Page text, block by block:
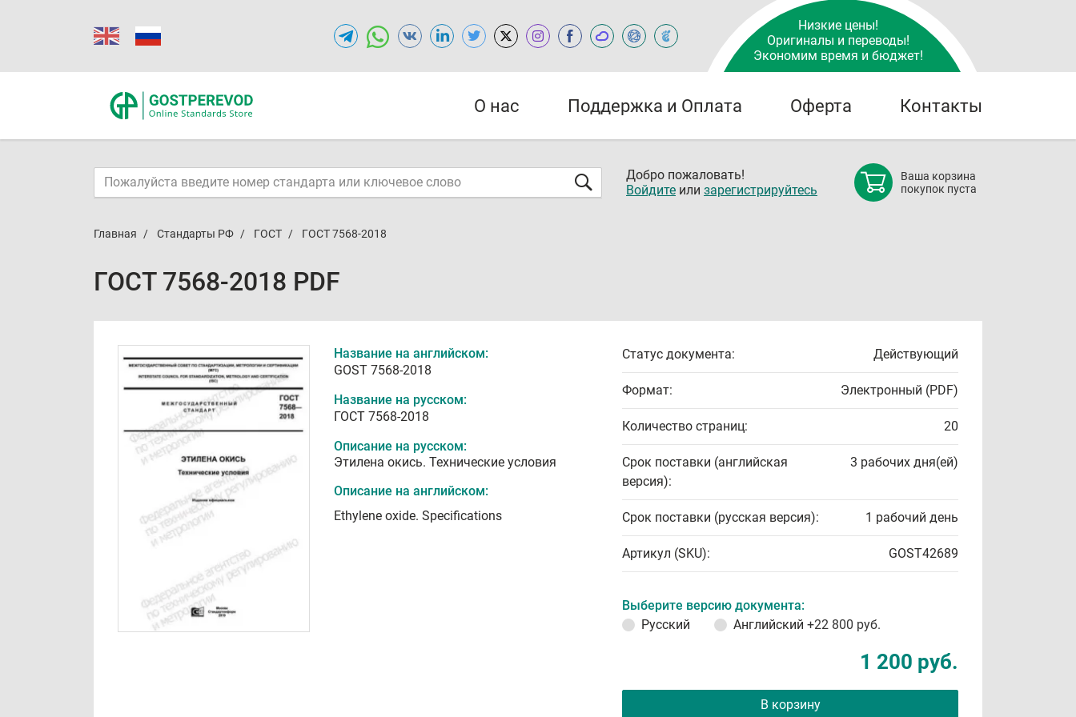
Низкие цены!
Оригиналы и переводы!
Экономим время и бюджет!
О нас Поддержка и Оплата Оферта Контакты
Добро пожаловать!
Войдите или зарегистрируйтесь
Ваша корзина
покупок пуста
Главная Стандарты РФ ГОСТ ГОСТ 7568-2018
ГОСТ 7568-2018 PDF
Название на английском:
GOST 7568-2018
Название на русском:
ГОСТ 7568-2018
Описание на русском:
Этилена окись. Технические условия
Описание на английском:
Ethylene oxide. Specifications
Статус документа: Действующий
Формат: Электронный (PDF)
Количество страниц: 20
Срок поставки (английская
версия):
3 рабочих дня(ей)
Срок поставки (русская версия): 1 рабочий день
Артикул (SKU): GOST42689
Выберите версию документа:
Русский
Английский +22 800 руб.
1 200 руб.
В корзину